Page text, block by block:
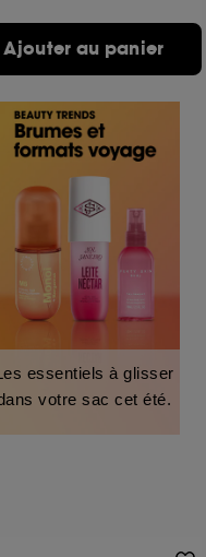
Ajouter au panier
essentiels à glisser
votre sac cet été.